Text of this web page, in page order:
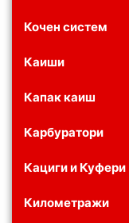
Кочен систем
Каиши
Капак каиш
Карбуратори
Кациги и Куфери
Километражи